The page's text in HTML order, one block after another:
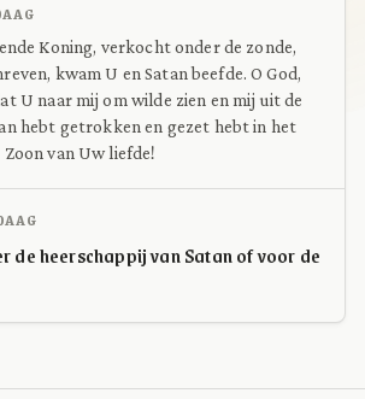
Koning, verkocht onder de zonde,
kwam U en Satan beefde. O God,
U naar mij om wilde zien en mij uit de
hebt getrokken en gezet hebt in het
van Uw liefde!
de heerschappij van Satan of voor de